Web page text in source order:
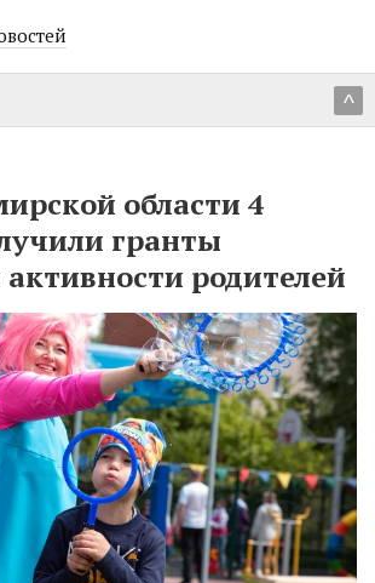
^
области 4
гранты
активности родителей